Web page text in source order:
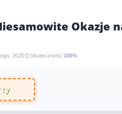
Okazje
2025 Skuteczność:100%